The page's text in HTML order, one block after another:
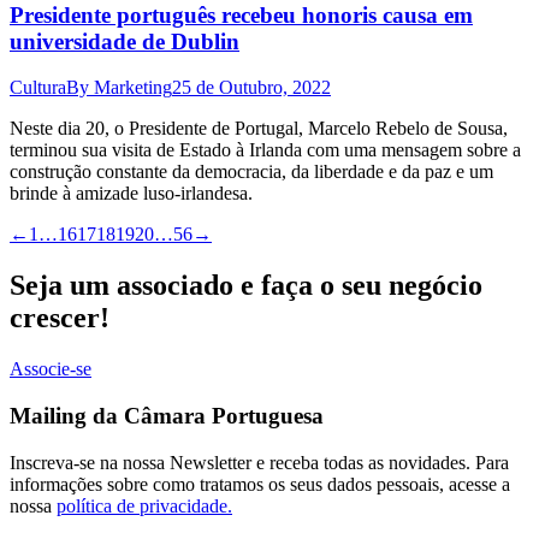
Presidente português recebeu honoris causa em
universidade de Dublin
CulturaBy Marketing25 de Outubro, 2022
Neste dia 20, o Presidente de Portugal, Marcelo Rebelo de Sousa,
terminou sua visita de Estado à Irlanda com uma mensagem sobre a
construção constante da democracia, da liberdade e da paz e um
brinde à amizade luso-irlandesa.
← 1 …1617181920…56→
Seja um associado e faça o seu negócio
crescer!
Associe-se
Mailing da Câmara Portuguesa
Inscreva-se na nossa Newsletter e receba todas as novidades. Para
informações sobre como tratamos os seus dados pessoais, acesse a
nossa política de privacidade.